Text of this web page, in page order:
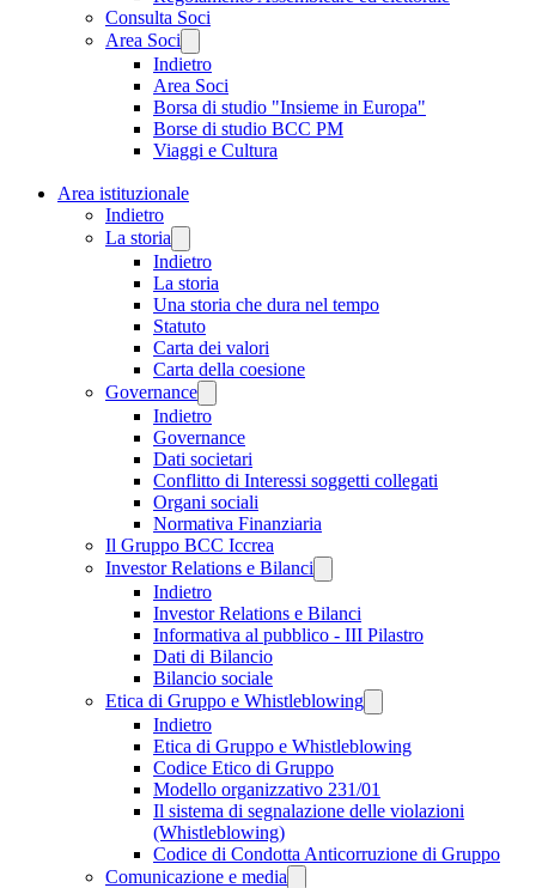
Consulta Soci
Area Soci
Indietro
Area Soci
Borsa di studio "Insieme in Europa"
Borse di studio BCC PM
Viaggi e Cultura
Area istituzionale
Indietro
La storia
Indietro
La storia
Una storia che dura nel tempo
Statuto
Carta dei valori
Carta della coesione
Governance
Indietro
Governance
Dati societari
Conflitto di Interessi soggetti collegati
Organi sociali
Normativa Finanziaria
Il Gruppo BCC Iccrea
Investor Relations e Bilanci
Indietro
Investor Relations e Bilanci
Informativa al pubblico - III Pilastro
Dati di Bilancio
Bilancio sociale
Etica di Gruppo e Whistleblowing
Indietro
Etica di Gruppo e Whistleblowing
Codice Etico di Gruppo
Modello organizzativo 231/01
Il sistema di segnalazione delle violazioni
(Whistleblowing)
Codice di Condotta Anticorruzione di Gruppo
Comunicazione e media